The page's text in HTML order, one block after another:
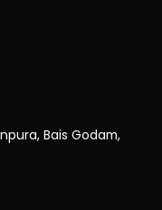
Bais Godam,